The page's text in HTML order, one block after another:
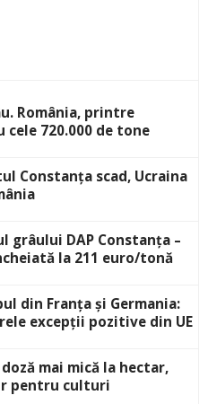
România, printre
720.000 de tone
Constanța scad, Ucraina
grâului DAP Constanța –
la 211 euro/tonă
din Franța și Germania:
excepții pozitive din UE
doză mai mică la hectar,
pentru culturi